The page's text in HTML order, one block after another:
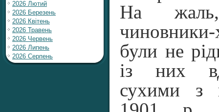
2026 Лютий
2026 Березень
2026 Квітень
2026 Травень
2026 Червень
2026 Липень
2026 Серпень
На
були не
із них
сухими з